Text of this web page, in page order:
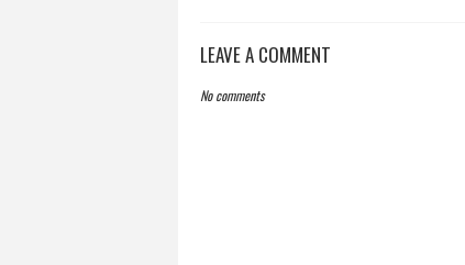
LEAVE A COMMENT
No comments